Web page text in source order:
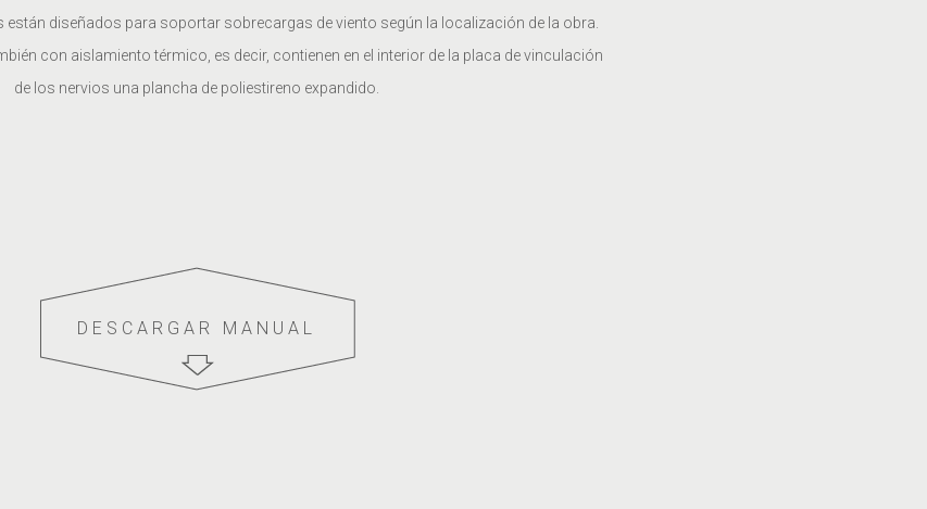
diseñados para soportar sobrecargas de viento según la localización de la obra.
con aislamiento térmico, es decir, contienen en el interior de la placa de vinculación
de los nervios una plancha de poliestireno expandido.
DESCARGAR MANUAL